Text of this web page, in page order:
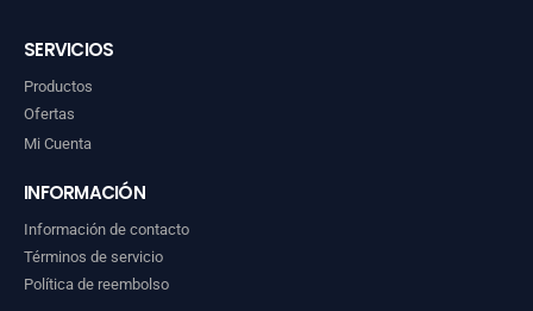
SERVICIOS
Productos
Ofertas
Mi Cuenta
INFORMACIÓN
Información de contacto
Términos de servicio
Política de reembolso